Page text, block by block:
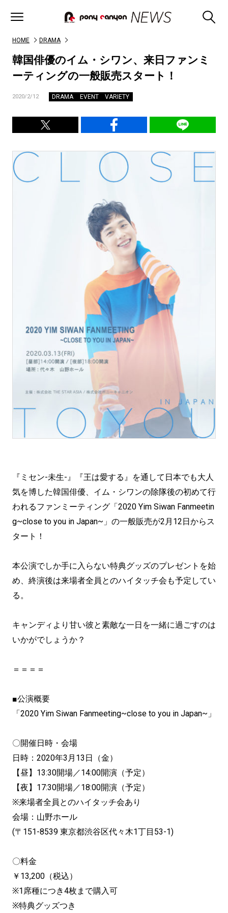
HOME DRAMA
韓国俳優のイム・シワン、来日ファンミ
ーティングの一般販売スタート！
2020/2/12 DRAMA EVENT VARIETY
『ミセン-未生-』『王は愛する』を通して日本でも大人
気を博した韓国俳優、イム・シワンの除隊後の初めて行
われるファンミーティング「2020 Yim Siwan Fanmeetin
g~close to you in Japan~」の一般販売が2月12日からス
タート！
本公演でしか手に入らない特典グッズのプレゼントを始
め、終演後は来場者全員とのハイタッチ会も予定してい
る。
キャンディより甘い彼と素敵な一日を一緒に過ごすのは
いかがでしょうか？
＝＝＝＝
■公演概要
「2020 Yim Siwan Fanmeeting~close to you in Japan~」
〇開催日時・会場
日時：2020年3月13日（金）
【昼】13:30開場／14:00開演（予定）
【夜】17:30開場／18:00開演（予定）
※来場者全員とのハイタッチ会あり
会場：山野ホール
(〒151-8539 東京都渋谷区代々木1丁目53-1)
〇料金
￥13,200（税込）
※1席種につき4枚まで購入可
※特典グッズつき